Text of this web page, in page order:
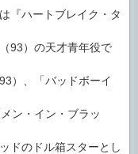
『ハートブレイク・タ
93）の天才青年役で
）、「バッドボーイ
ン・イン・ブラッ
ドのドル箱スターとし